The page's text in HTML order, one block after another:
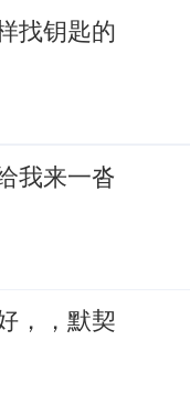
找钥匙的
我来一沓
，，默契